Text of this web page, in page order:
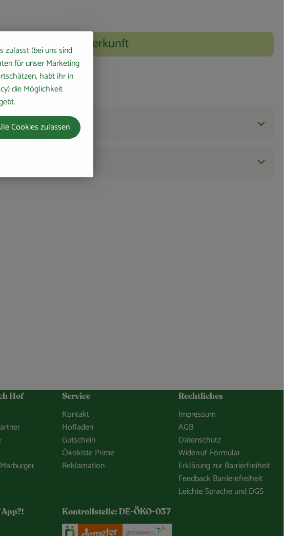
Herkunft
Hof Service
Kontakt
Hofladen
Gutschein
Ökokiste Prime
Reklamation
Rechtliches
Impressum
AGB
Datenschutz
Widerruf-Formular
Erklärung zur Barrierfreiheit
Feedback Barrierefreiheit
Leichte Sprache und DGS
hof.de/so-gehts/unsere-app.html
Kontrollstelle: DE-ÖKO-037
Externer Link zu https://www.oekokiste.de/
Externer Link zu https://www.demeter.de/
zulasst (bei uns sind
für unser Marketing
habt ihr in
die Möglichkeit
Cookies zulassen